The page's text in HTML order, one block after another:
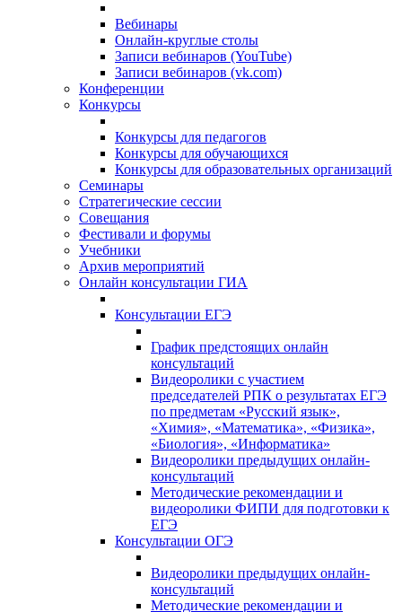
Вебинары
Онлайн-круглые столы
Записи вебинаров (YouTube)
Записи вебинаров (vk.com)
Конференции
Конкурсы
Конкурсы для педагогов
Конкурсы для обучающихся
Конкурсы для образовательных организаций
Семинары
Стратегические сессии
Совещания
Фестивали и форумы
Учебники
Архив мероприятий
Онлайн консультации ГИА
Консультации ЕГЭ
График предстоящих онлайн
консультаций
Видеоролики с участием
председателей РПК о результатах ЕГЭ
по предметам «Русский язык»,
«Химия», «Математика», «Физика»,
«Биология», «Информатика»
Видеоролики предыдущих онлайн-
консультаций
Методические рекомендации и
видеоролики ФИПИ для подготовки к
ЕГЭ
Консультации ОГЭ
Видеоролики предыдущих онлайн-
консультаций
Методические рекомендации и